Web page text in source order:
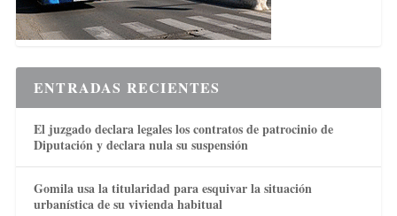
ENTRADAS RECIENTES
El juzgado declara legales los contratos de patrocinio de
Diputación y declara nula su suspensión
Gomila usa la titularidad para esquivar la situación
urbanística de su vivienda habitual